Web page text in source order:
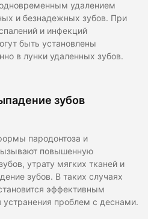
удалением
и безнадежных зубов. При
и инфекций
быть установлены
в лунки удаленных зубов.
зубов
пародонтоза и
повышенную
утрату мягких тканей и
зубов. В таких случаях
эффективным
проблем с деснами.